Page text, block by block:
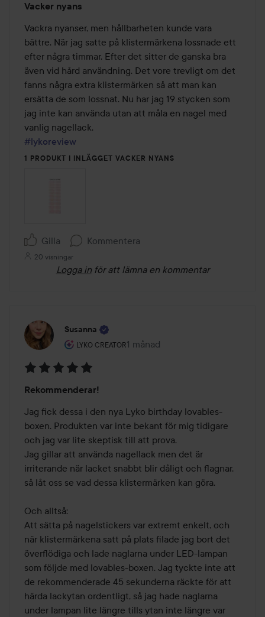
3
av
5
Vacker nyans
Vackra nyanser, men hållbarheten kunde vara
bättre. När jag satte på klistermärkena lossnade ett
efter några timmar. Efter det sitter de ganska bra
även vid hård användning. Det vore trevligt om det
fanns några extra klistermärken så att man kan
ersätta de som lossnat. Nu har jag 19 stycken som
jag inte kan använda utan att måla en nagel med
#lykoreview
1 PRODUKT I INLÄGGET VACKER NYANS
Gilla Kommentera
20 visningar
Logga in för att lämna en kommentar
Susanna
LYKO CREATOR
Användarens roll: Lyko Creator.
1 månad
Inlägget skapades 1 månad
5
av
5
Rekommenderar!
Jag fick dessa i den nya Lyko birthday lovables-
boxen. Produkten var inte bekant för mig tidigare
och jag var lite skeptisk till att prova.
Jag gillar att använda nagellack men det är
irriterande när lacket snabbt blir dåligt och flagnar,
så låt oss se vad dessa klistermärken kan göra.
Och alltså:
Att sätta på nagelstickers var extremt enkelt, och
när klistermärkena satt på plats filade jag bort det
överflödiga och lade naglarna under LED-lampan
som följde med lovables-boxen. Jag tyckte inte att
de rekommenderade 45 sekunderna räckte för att
härda lackytan ordentligt, så jag hade naglarna
under lampan lite längre tills ytan inte längre var